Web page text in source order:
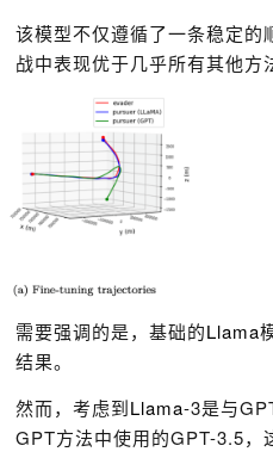
该模型不仅遵循了一条稳定
战中表现优于几乎所有其他方
需要强调的是，基础的Llama
结果。
然而，考虑到Llama-3是与
GPT方法中使用的GPT-3.5，